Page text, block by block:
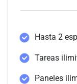
Hasta 2
Tareas
Paneles